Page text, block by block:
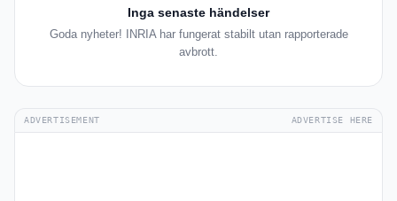
Inga senaste händelser
Goda nyheter! INRIA har fungerat stabilt utan rapporterade
avbrott.
ADVERTISEMENT ADVERTISE HERE